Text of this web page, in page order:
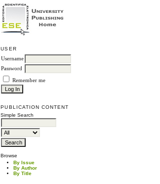
USER
Username
Password
Remember me
PUBLICATION CONTENT
Simple Search
Browse
By Issue
By Author
By Title